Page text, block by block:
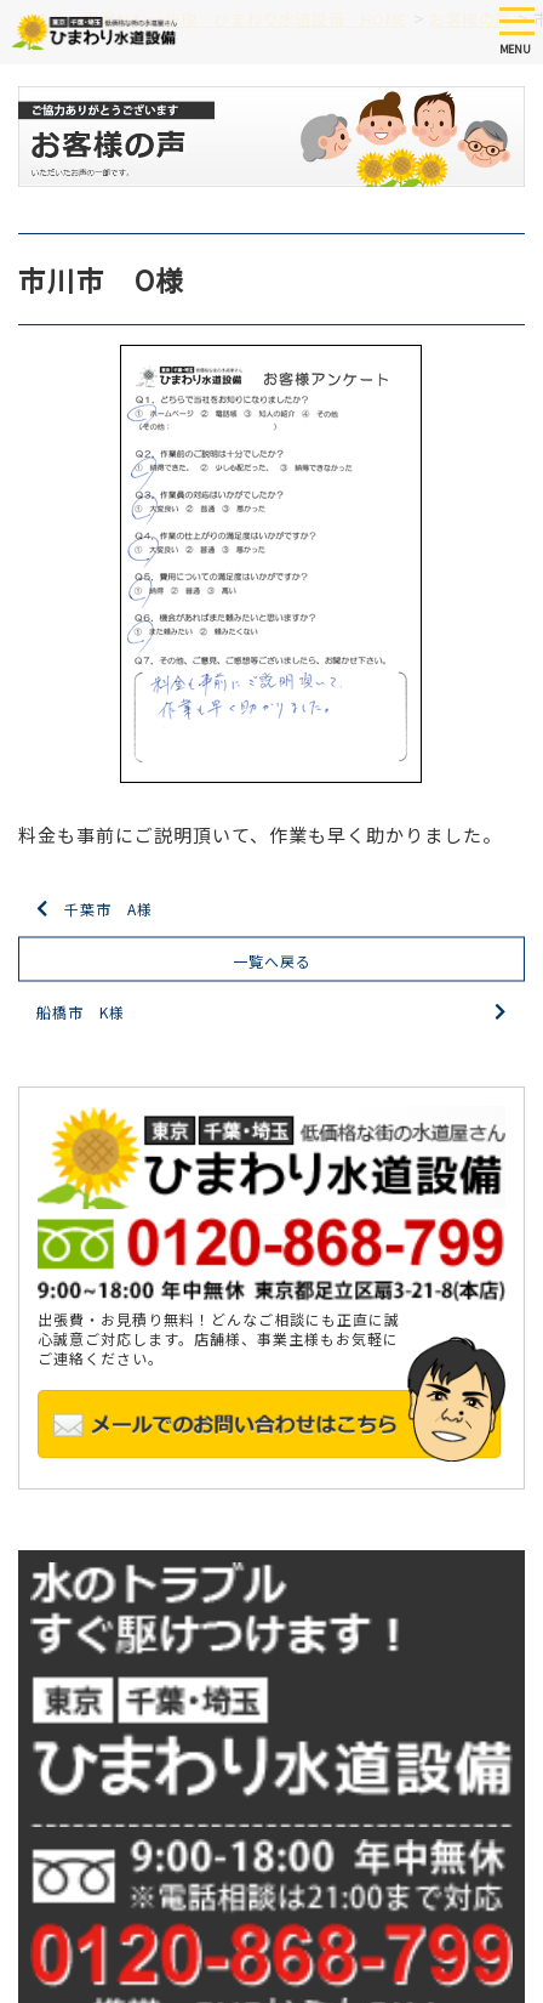
Skip
to
content
MENU
つまり、水漏れなど修理 ひまわり水道設備 HOME お客様の声>
市川市 O様
料金も事前にご説明頂いて、作業も早く助かりました。
千葉市 A様
一覧へ戻る
船橋市 K様
出張費・お見積り無料！どんなご相談にも正直に誠
心誠意ご対応します。店舗様、事業主様もお気軽に
ご連絡ください。